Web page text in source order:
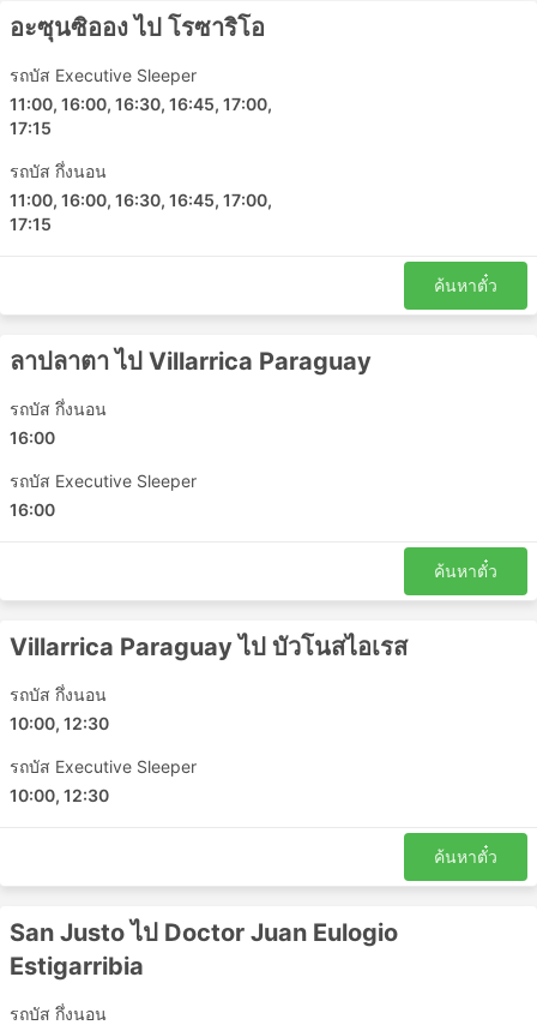
อะซุนซิออง ไป โรซาริโอ
รถบัส Executive Sleeper
11:00, 16:00, 16:30, 16:45, 17:00,
17:15
รถบัส กึ่งนอน
11:00, 16:00, 16:30, 16:45, 17:00,
17:15
ค้นหาตั๋ว
ลาปลาตา ไป Villarrica Paraguay
รถบัส กึ่งนอน
16:00
รถบัส Executive Sleeper
16:00
ค้นหาตั๋ว
Villarrica Paraguay ไป บัวโนสไอเรส
รถบัส กึ่งนอน
10:00, 12:30
รถบัส Executive Sleeper
10:00, 12:30
ค้นหาตั๋ว
San Justo ไป Doctor Juan Eulogio
Estigarribia
รถบัส กึ่งนอน